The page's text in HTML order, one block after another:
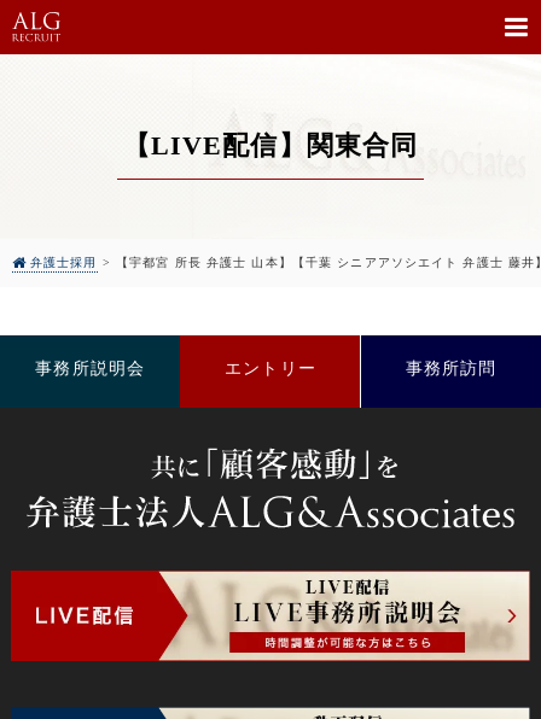
【LIVE配信】関東合同
弁護士採用 > 【宇都宮 所長 弁護士 山本】【千葉 シニアアソシエイト 弁護士 藤